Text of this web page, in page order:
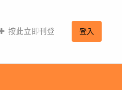
按此立即刊登 登入